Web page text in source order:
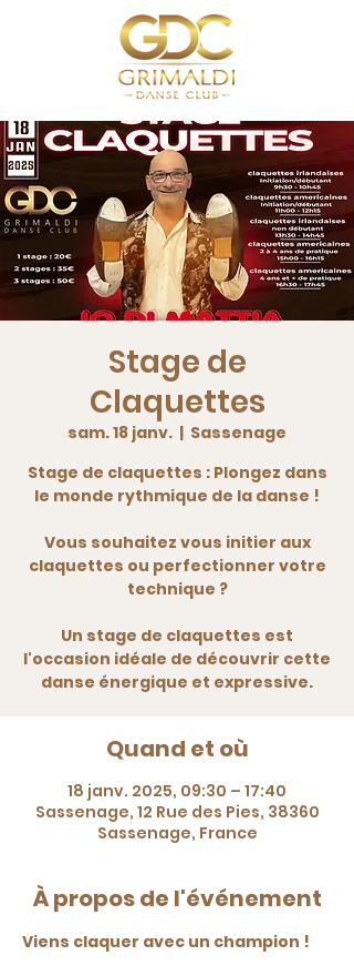
Stage de
Claquettes
sam. 18 janv.
  |
Sassenage
Stage de claquettes : Plongez dans
le monde rythmique de la danse !
Vous souhaitez vous initier aux
claquettes ou perfectionner votre
technique ?
Un stage de claquettes est
l'occasion idéale de découvrir cette
danse énergique et expressive.
Quand et où
18 janv. 2025, 09:30 – 17:40
Sassenage, 12 Rue des Pies, 38360
Sassenage, France
À propos de l'événement
Viens claquer avec un champion !